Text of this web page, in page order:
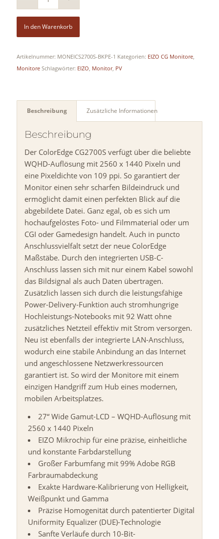
In den Warenkorb
Artikelnummer: MONEICS2700S-BKPE-1 Kategorien: EIZO CG Monitore,
Monitore Schlagwörter: EIZO, Monitor, PV
Beschreibung Zusätzliche Informationen
Beschreibung
Der ColorEdge CG2700S verfügt über die beliebte
WQHD-Auflösungmit 2560 x 1440 Pixeln und
eine Pixeldichte von 109 ppi. So garantiert der
Monitor einen sehr scharfen Bildeindruck und
ermöglicht damit einen perfekten Blick auf die
abgebildete Datei. Ganz egal, ob es sich um
hochaufgelöstes Foto- und Filmmaterial oder um
CGI oder Gamedesign handelt. Auch in puncto
Anschlussvielfalt setzt der neue ColorEdge
Maßstäbe. Durch den integrierten USB-C-
Anschluss lassen sich mit nur einem Kabel sowohl
das Bildsignal als auch Daten übertragen.
Zusätzlich lassen sich durch die leistungsfähige
Power-Delivery-Funktion auch stromhungrige
Hochleistungs-Notebooks mit 92 Watt ohne
zusätzliches Netzteil effektiv mit Strom versorgen.
Neu ist ebenfalls der integrierte LAN-Anschluss,
wodurch eine stabile Anbindung an das Internet
und angeschlossene Netzwerkressourcen
garantiert ist. So wird der Monitore mit einem
einzigen Handgriff zum Hub eines modernen,
mobilen Arbeitsplatzes.
27“ Wide Gamut-LCD – WQHD-Auflösungmit
2560 x 1440 Pixeln
EIZO Mikrochip für eine präzise, einheitliche
und konstante Farbdarstellung
Großer Farbumfang mit 99% Adobe RGB
Farbraumabdeckung
Exakte Hardware-Kalibrierung von Helligkeit,
Weißpunkt und Gamma
Präzise Homogenität durch patentierter Digital
Uniformity Equalizer (DUE)-Technologie
Sanfte Verläufe durch 10-Bit-